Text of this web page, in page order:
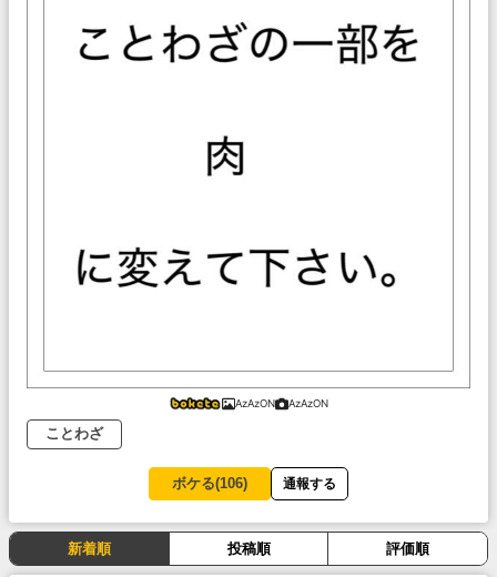
AzAzON AzAzON
ことわざ
ボケる(106) 通報する
新着順 投稿順 評価順